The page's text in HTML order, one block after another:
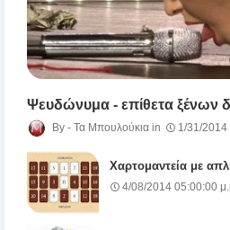
Ψευδώνυμα - επίθετα ξένων
Τα Μπουλούκια 1/31/
Χαρτομαντεία με
4/08/2014 05:00:00